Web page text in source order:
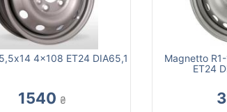
4x108 ET24 DIA65,1
1540 ₴
Magnetto
ET24